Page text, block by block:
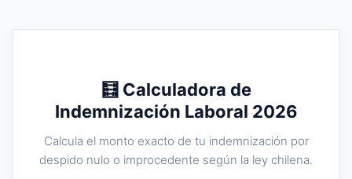
🧮 Calculadora de
Indemnización Laboral 2026
Calcula el monto exacto de tu indemnización por
despido nulo o improcedente según la ley chilena.